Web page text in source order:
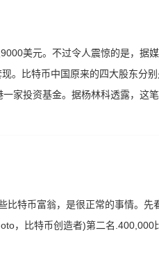
美元。不过令人震惊的是，据
。比特币中国原来的四大股东分
家投资基金。据杨林科透露，这
比特币富翁，是很正常的事情。先
，比特币创造者)第二名.400,000